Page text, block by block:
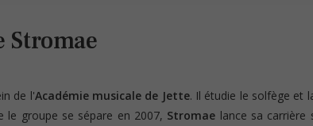
Stromae
de l'Académie musicale de Jette. Il étudie le solfège et
le groupe se sépare en 2007, Stromae lance sa carrière